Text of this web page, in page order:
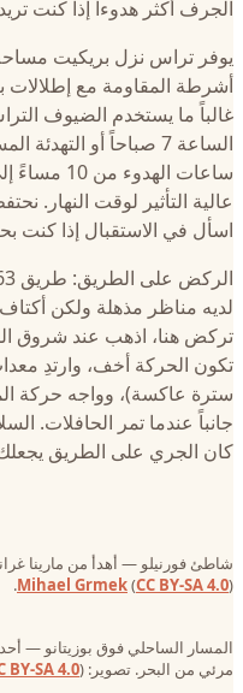
الجرف أكثر هدوءاً إذا كنت
يوفر تراس نزل بريكيت مساحة
أشرطة المقاومة مع إطلالات
غالباً ما يستخدم الضيوف
الساعة 7 صباحاً أو
عالية التأثير لوقت النهار.
اسأل في الاستقبال إذا كنت
لديه مناظر مذهلة ولكن
تكون الحركة أخف، وارتدِ
سترة عاكسة)، وواجه حركة
جانباً عندما تمر الحافلات.
كان الجري على الطريق يجعلك
شاطئ فورنيلو — أهدأ من مارينا
Mihael Grmek(CC BY-SA 4.0).
المسار الساحلي فوق بوزيتانو —
مرئي من البحر. تصوير: BY-SA 4.0).